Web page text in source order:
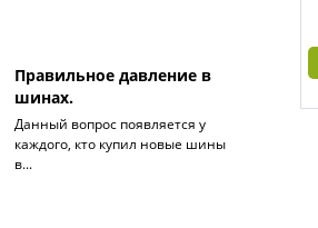
Правильное давление в
шинах.
Данный вопрос появляется у
каждого, кто купил новые шины
в...